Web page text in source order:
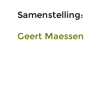
Samenstelling:
Geert Maessen